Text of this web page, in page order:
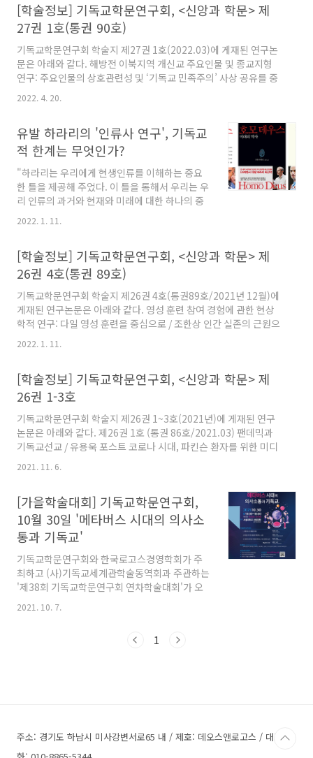
국경아, 현은자 뉴에이지 그림책의 기독교 세계관 조명 / 이수형, 현
은자 한인 선교사 은퇴준비 연구: 재정적 노후준비 여부를 중심으로
/ 강병덕, 조성봉, 정예은, 손해인 문화명령과 선교로서의 과테말라
교육 실천 사례 연구 / 박영철, 홍진근
[학술정보] 기독교학문연구회, <신앙과 학문> 제
27권 1호(통권 90호)
기독교학문연구회 학술지 제27권 1호(2022.03)에 게재된 연구논
문은 아래와 같다. 해방전 이북지역 개신교 주요인물 및 종교지형
연구: 주요인물의 상호관련성 및 ‘기독교 민족주의’ 사상 공유를 중
점으로 / 정교진, 임호정 장애인에 대한 태도의 기독교 세계관적 차
별성 탐색 / 김기흥 관련기사 보기
2022. 4. 20.
유발 하라리의 '인류사 연구', 기독교
적 한계는 무엇인가?
"하라리는 우리에게 현생인류를 이해하는 중요
한 틀을 제공해 주었다. 이 틀을 통해서 우리는 우
리 인류의 과거와 현재와 미래에 대한 하나의 중
요하고도 명확한 인식을 가질 수 있게 되었다. 하
지만 그의 작업의 곳곳에서 지나친 단순화와 지
계들을 또한 볼 수 있다." "기독교의 교리에 대해
서도 하라리는 종교는 허구라는 그의 전제를 반
복한다. '기독교 이야기'는 기초가 없는 허구라고
비판한다. 창조자의 아들이 2천 년 전에 인간으로
태어났다는 증거가 없다고 그는 주장한다." "기
독교의 가르침을 정확히 이해한다면 그것이 미래
의 인류를 통합시킬 비억압적인 가치가 되며, 인
고리즘이 될..
2022. 1. 11.
[학술정보] 기독교학문연구회, <신앙과 학문> 제
26권 4호(통권 89호)
기독교학문연구회 학술지 제26권 4호(통권89호/2021년 12월)에
게재된 연구논문은 아래와 같다. 영성 훈련 참여 경험에 관한 현상
학적 연구: 다일 영성 훈련을 중심으로 / 조한상 인간 실존의 근원으
로서의 ‘마음’을 고려하는 기독교적 중등 수학교육의 방향 제안 :
Herman Dooyeweerd의 이론을 바탕으로 / 김미림 포스트 코로
훈 성경적 자아상 회복을 위한 프로그램 개발 연구 - 청년기 이후 기
독교인을 대상으로 / 이정미, 박희숙, 이효진, 황동한(교신저자) 메
한 전략적 요인 분석 / 김태진, 권오병, 강주영(교신저자) 유발 하라
리에게 답하다 - 유발 하라리의 인..
2022. 1. 11.
[학술정보] 기독교학문연구회, <신앙과 학문> 제
26권 1-3호
기독교학문연구회 학술지 제26권 1~3호(2021년)에 게재된 연구
논문은 아래와 같다. 제26권 1호 (통권 86호/2021.03) 팬데믹과
기독교선교 / 유용욱 포스트 코로나 시대, 파킨슨 환자를 위한 미디
어 무용교육의 방안 / 이은형, 이선경 국가와 함께/없이 사는 법 - 존
요더의 국가론 / 김기현 교회학교 영아부 초임 교사교육 과정에서
나타난 변화 탐색 / 방은영 캠퍼스선교단체 사역자들의 사역경험에
관한 연구 / 송희영, 강연정 한국의 기독 청소년에 관한 연구 동향:
2001년부터 2020년 발표논문을 중심으로 / 오혜정 뉴 노멀 시대
기독교 유튜브 콘텐츠의 기능과 가능성 - 국내 크리스천 1인 미디어
채널을 중심으로 / 김태룡, 안숭범 기독교대안학교 초임교사들의
성경적 교육과정 재구성 경험 / ..
2021. 11. 6.
[가을학술대회] 기독교학문연구회,
10월 30일 '메타버스 시대의 의사소
통과 기독교'
기독교학문연구회와 한국로고스경영학회가 주
최하고 (사)기독교세계관학술동역회과 주관하는
'제38회 기독교학문연구회 연차학술대회'가 오
는 10월 30일 오전 10시 서울대 사범대학에서 온
오프라인으로 개최한다. '메타버스 시대의 의사
회에서는 세 편의 주제강연과 분과별 발표가 진
2021. 10. 7.
1
주소: 경기도 하남시 미사강변서로65 내 / 제호: 데오스앤로고스 / 대표전